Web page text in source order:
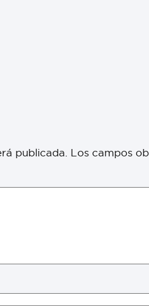
publicada. Los campos